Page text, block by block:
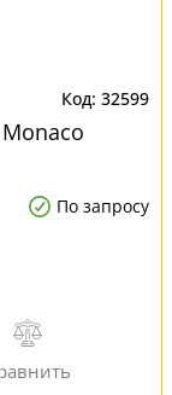
32599
По запросу